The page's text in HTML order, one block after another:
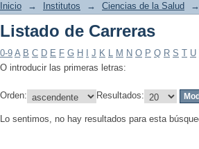
Inicio → Institutos → Ciencias de la Salud →
Listado de Carreras
0-9 A B C D E F G H J K L M N O P Q R S T U
O introducir las primeras letras:
Orden: Resultados:
Lo sentimos, no hay resultados para esta